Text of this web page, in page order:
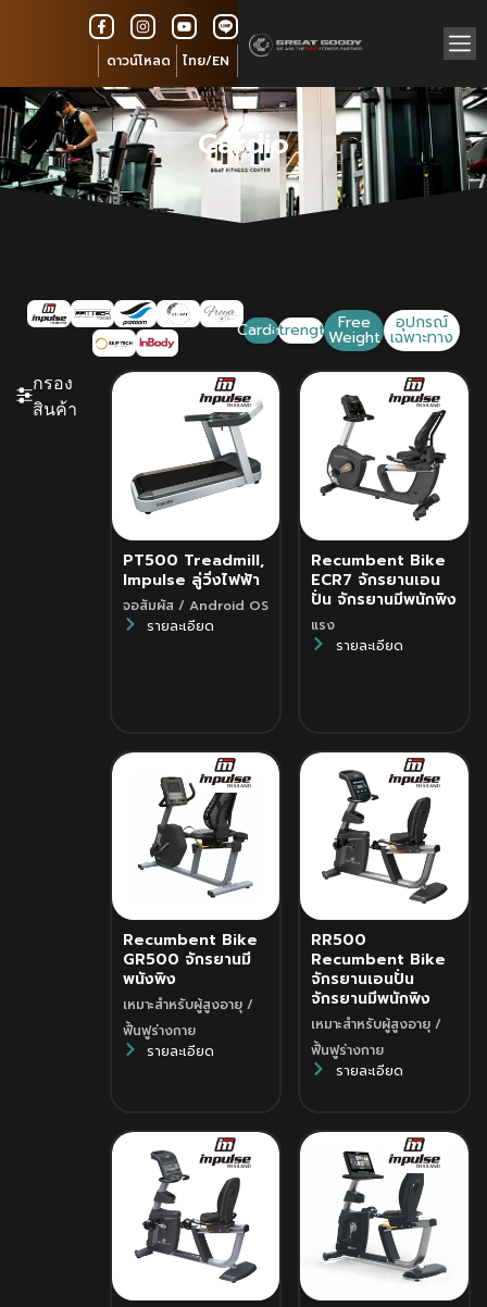
ดาวน์โหลด ไทย/EN
Cardio
CardioStrength Free
Weight
อุปกรณ์
เฉพาะทาง
กรอง
สินค้า
PT500 Treadmill,
Impulse ลู่วิ่งไฟฟ้า
จอสัมผัส / Android OS
รายละเอียด
Recumbent Bike
ECR7 จักรยานเอน
ปั่น จักรยานมีพนักพิง
แรง
รายละเอียด
Recumbent Bike
GR500 จักรยานมี
พนังพิง
เหมาะสำหรับผู้สูงอายุ /
ฟื้นฟูร่างกาย
รายละเอียด
RR500
Recumbent Bike
จักรยานเอนปั่น
จักรยานมีพนักพิง
เหมาะสำหรับผู้สูงอายุ /
ฟื้นฟูร่างกาย
รายละเอียด